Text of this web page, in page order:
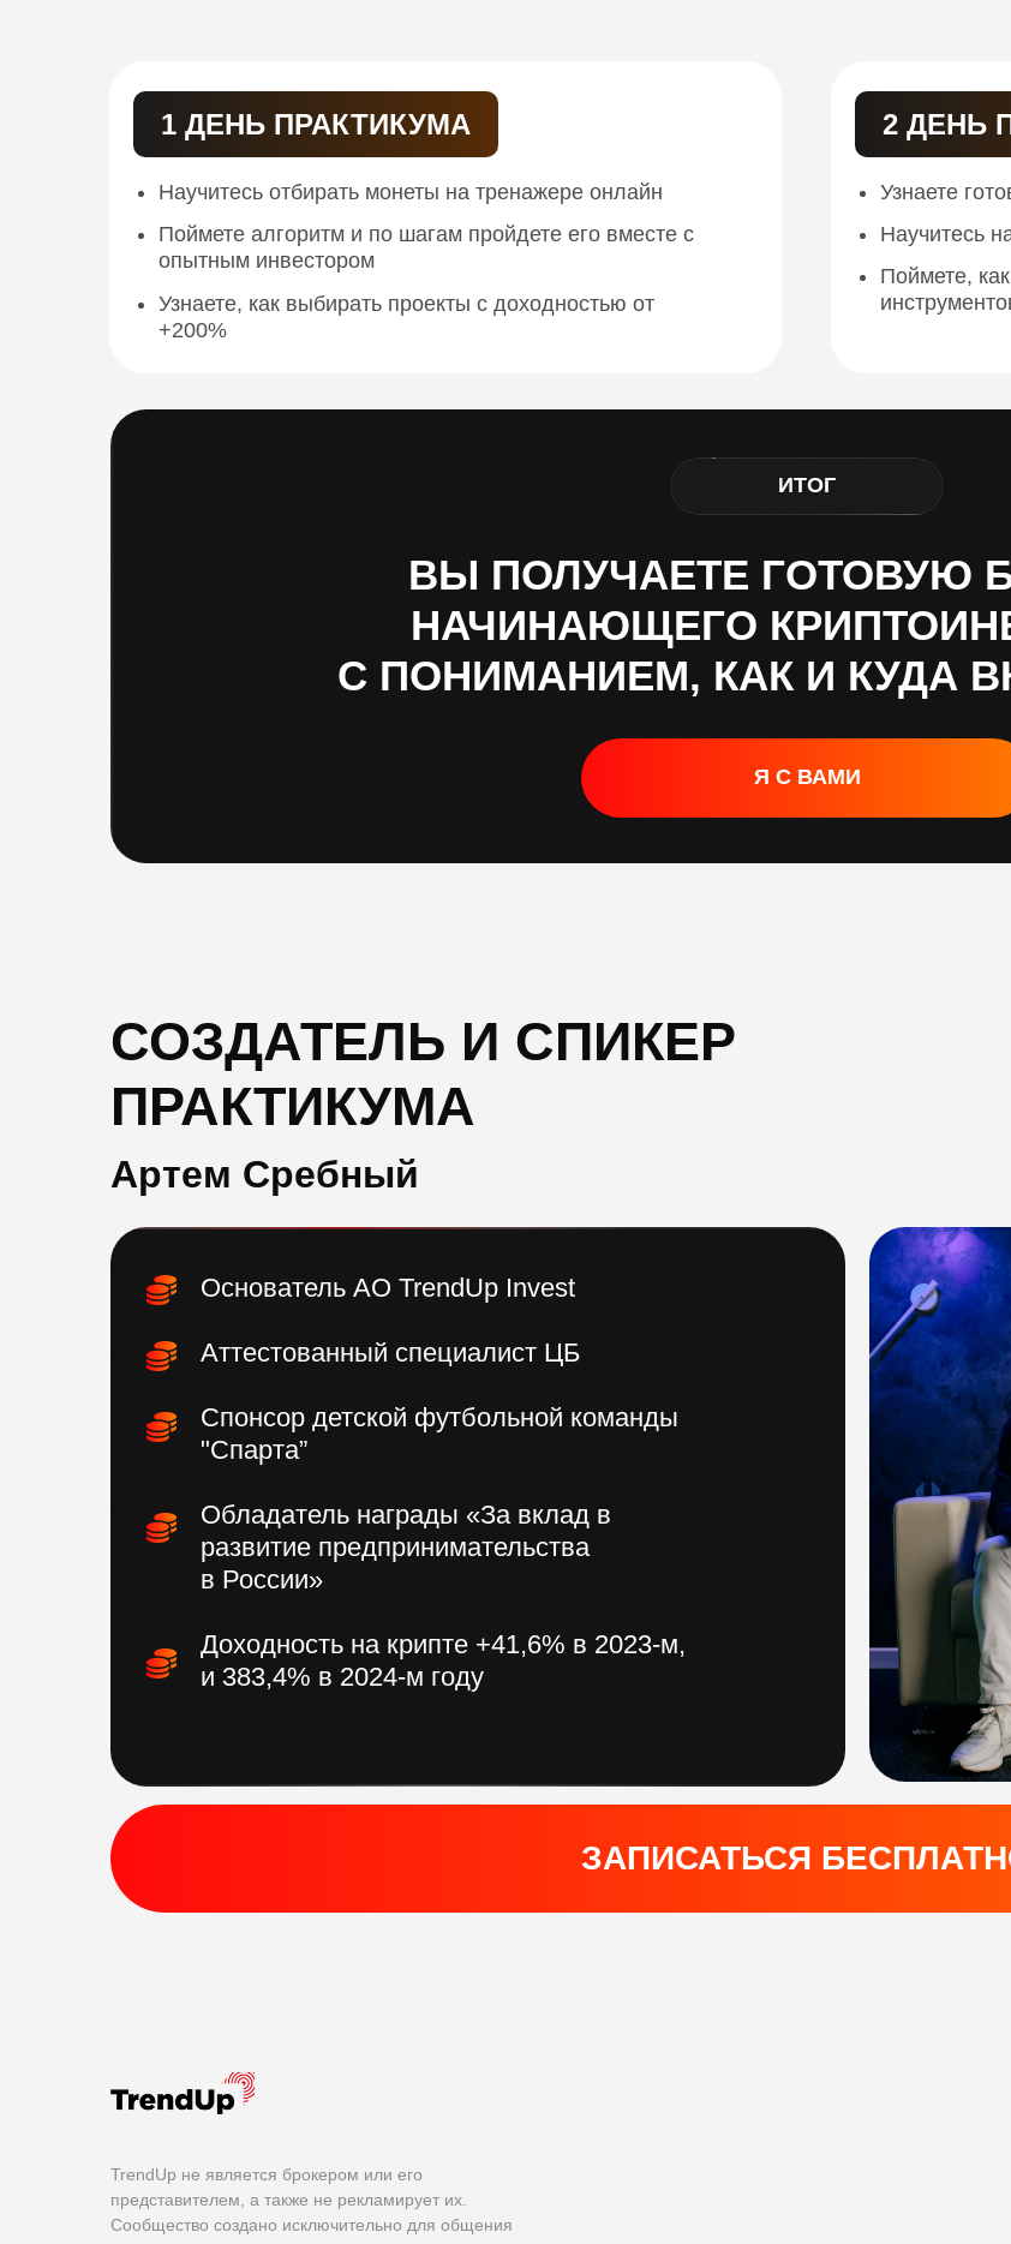
1 ДЕНЬ ПРАКТИКУМА
Научитесь отбирать монеты на тренажере онлайн
Поймете алгоритм и по шагам пройдете его вместе с
опытным инвестором
Узнаете, как выбирать проекты с доходностью от
+200%
2 ДЕНЬ
Узнаете
Научитесь
Поймете,
ВЫ ПОЛУЧАЕТЕ ГОТОВУЮ
НАЧИНАЮЩЕГО
С ПОНИМАНИЕМ, КАК И КУДА
Я С ВАМИ
ИТОГ
СОЗДАТЕЛЬ И СПИКЕР
ПРАКТИКУМА
Основатель АО TrendUp Invest
Аттестованный специалист ЦБ
Спонсор детской футбольной команды
"Спарта”
Обладатель награды «За вклад в
развитие предпринимательства
в России»
Доходность на крипте +41,6% в 2023-м,
и 383,4% в 2024-м году
ЗАПИСАТЬСЯ
Артем Сребный
TrendUp не является брокером или его
представителем, а также не рекламирует их.
Сообщество создано исключительно для общения